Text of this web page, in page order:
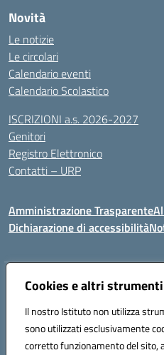
Cookies e altri
Il nostro Istituto non utilizza
sono utilizzati esclusivamente
corretto funzionamento del sito,
Novità
Le notizie
Le circolari
Calendario eventi
Calendario Scolastico
ISCRIZIONI a.s. 2026-2027
Genitori
Registro Elettronico
Contatti – URP
Amministrazione Trasparente
Dichiarazione di accessibilità
Indirizzo:Via Tiziano, 50 - 60125
Posta elettronica certificata (PEC):
Codice fiscale: 93084460422